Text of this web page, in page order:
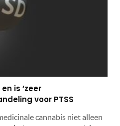
is ‘zeer
voor PTSS
cannabis niet alleen